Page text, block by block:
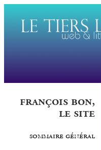
françois bon,
le site
sommaire général